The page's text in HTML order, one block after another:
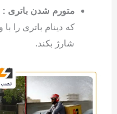
متورم شدن باتری :
شارژ بکند.